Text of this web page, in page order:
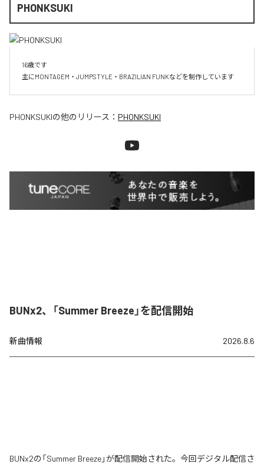
PHONKSUKI
16歳です
主にMONTAGEM・JUMPSTYLE・BRAZILIAN FUNKなどを制作しています
PHONKSUKIの他のリリース： PHONKSUKI
BUNx2、「Summer Breeze」を配信開始
新曲情報 2026.8.6
BUNx2の「Summer Breeze」が配信開始された。今回デジタル配信さ